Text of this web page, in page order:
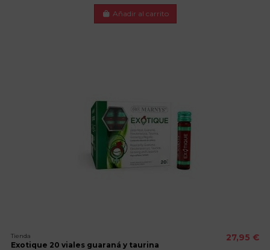
Añadir al carrito
Tienda
Exotique 20 viales guaraná y taurina
27,95 €